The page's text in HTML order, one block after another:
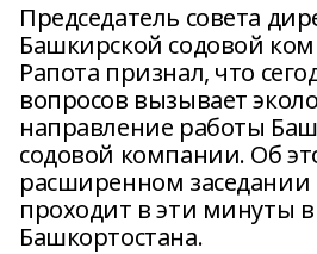
Председатель совета
Башкирской содовой
Рапота признал, что
вопросов вызывает
направление работы
содовой компании. Об
расширенном заседании
проходит в эти минуты
Башкортостана.